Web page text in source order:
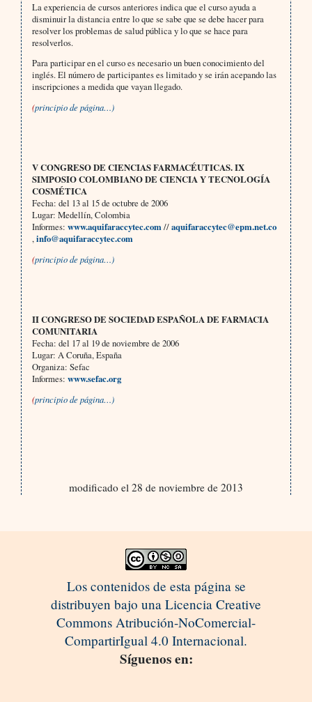
La experiencia de cursos anteriores indica que el curso ayuda a
disminuir la distancia entre lo que se sabe que se debe hacer para
resolver los problemas de salud pública y lo que se hace para
resolverlos.
Para participar en el curso es necesario un buen conocimiento del
inglés. El número de participantes es limitado y se irán acepando las
inscripciones a medida que vayan llegado.
(principio de página…)
V CONGRESO DE CIENCIAS FARMACÉUTICAS. IX
SIMPOSIO COLOMBIANO DE CIENCIA Y TECNOLOGÍA
COSMÉTICA
Fecha: del 13 al 15 de octubre de 2006
Lugar: Medellín, Colombia
Informes: www.aquifaraccytec.com//aquifaraccytec@epm.net.co
,info@aquifaraccytec.com
(principio de página…)
II CONGRESO DE SOCIEDAD ESPAÑOLA DE FARMACIA
COMUNITARIA
Fecha: del 17 al 19 de noviembre de 2006
Lugar: A Coruña, España
Organiza: Sefac
Informes: www.sefac.org
(principio de página…)
modificado el 28 de noviembre de 2013
Los contenidos de esta página se
distribuyen bajo una Licencia Creative
Commons Atribución-NoComercial-
CompartirIgual 4.0 Internacional.
Síguenos en: